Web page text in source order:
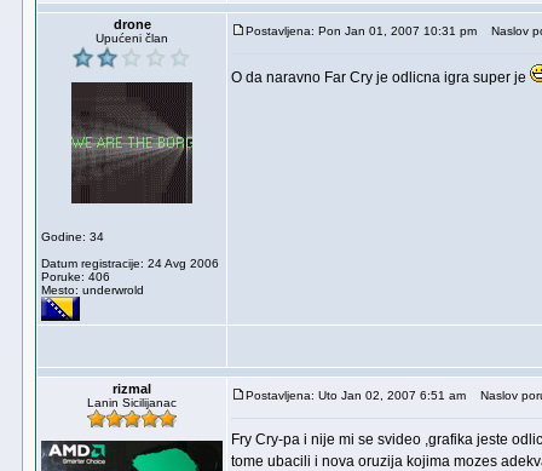
drone
Upućeni član
Godine: 34
Datum registracije: 24 Avg 2006
Poruke: 406
Mesto: underwrold
Postavljena: Pon Jan 01, 2007 10:31 pm Naslov
O da naravno Far Cry je odlicna igra super je
rizmal
Lanin Sicilijanac
Postavljena: Uto Jan 02, 2007 6:51 am Naslov
Fry Cry-pa i nije mi se svideo ,grafika jeste
tome ubacili i nova oruzija kojima mozes